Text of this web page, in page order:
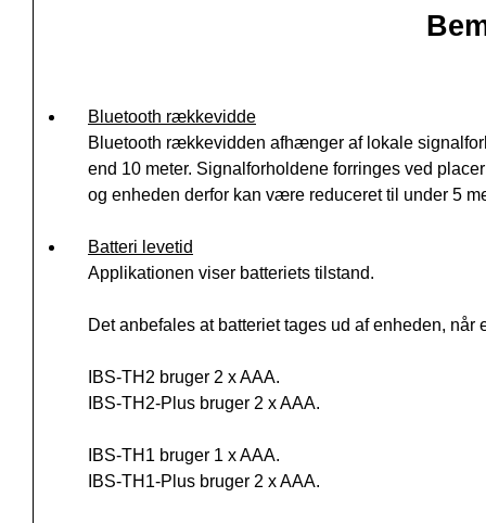
Bluetooth rækkevidde
Bluetooth rækkevidden afhænger af lokale
end 10 meter. Signalforholdene forringes ved
og enheden derfor kan være reduceret til under 5
Batteri levetid
Applikationen viser batteriets tilstand.
Det anbefales at batteriet tages ud af enheden, når
IBS-TH2 bruger 2 x AAA.
IBS-TH2-Plus bruger 2 x AAA.
IBS-TH1 bruger 1 x AAA.
IBS-TH1-Plus bruger 2 x AAA.